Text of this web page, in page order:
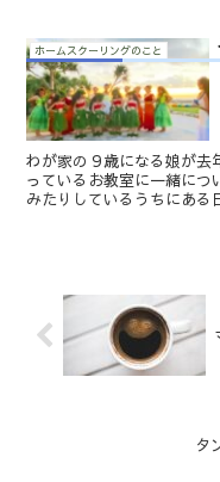
ホームスクーリングのこと
わが家の９歳になる娘が去
っているお教室に一緒につ
みたりしているうちにある
タ